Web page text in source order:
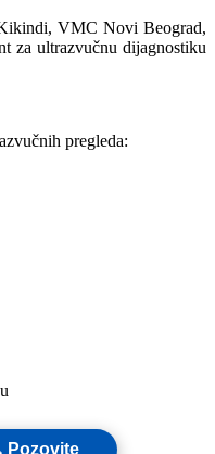
VMC Novi Beograd,
za ultrazvučnu dijagnostiku
pregleda:
Pozovite